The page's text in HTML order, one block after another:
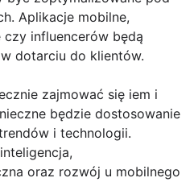
Aplikacje mobilne,
influencerów będą
dotarciu do klientów.
zajmować się iem i
będzie dostosowanie
i technologii.
oraz rozwój u mobilnego